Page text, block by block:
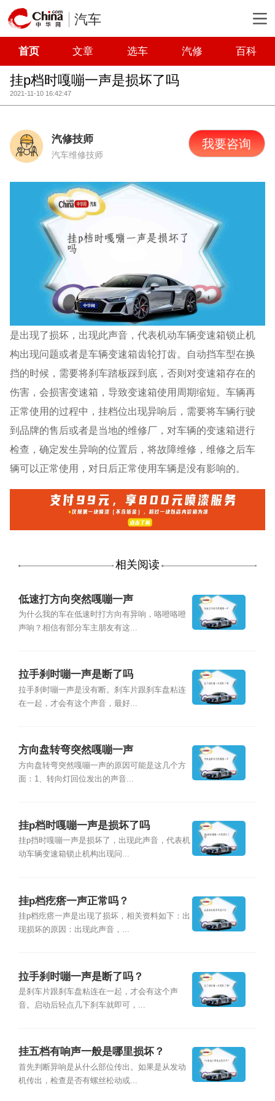
汽车
首页 文章 选车 汽修 百科
挂p档时嘎嘣一声是损坏了吗
2021-11-10 16:42:47
汽修技师
汽车维修技师
我要咨询
是出现了损坏，出现此声音，代表机动车辆变速箱锁止机
构出现问题或者是车辆变速箱齿轮打齿。自动挡车型在换
挡的时候，需要将刹车踏板踩到底，否则对变速箱存在的
伤害，会损害变速箱，导致变速箱使用周期缩短。车辆再
正常使用的过程中，挂档位出现异响后，需要将车辆行驶
到品牌的售后或者是当地的维修厂，对车辆的变速箱进行
检查，确定发生异响的位置后，将故障维修，维修之后车
辆可以正常使用，对日后正常使用车辆是没有影响的。
相关阅读
低速打方向突然嘎嘣一声
为什么我的车在低速时打方向有异响，咯噔咯噔
声响？相信有部分车主朋友有这...
拉手刹时嘣一声是断了吗
拉手刹时嘣一声是没有断。刹车片跟刹车盘粘连
在一起，才会有这个声音，最好...
方向盘转弯突然嘎嘣一声
方向盘转弯突然嘎嘣一声的原因可能是这几个方
面：1、转向灯回位发出的声音...
挂p档时嘎嘣一声是损坏了吗
挂p挡时嘎嘣一声是损坏了，出现此声音，代表机
动车辆变速箱锁止机构出现问...
挂p档疙瘩一声正常吗？
挂p档疙瘩一声是出现了损坏，相关资料如下：出
现损坏的原因：出现此声音，...
拉手刹时嘣一声是断了吗？
是刹车片跟刹车盘粘连在一起，才会有这个声
音。启动后轻点几下刹车就即可，...
挂五档有响声一般是哪里损坏？
首先判断异响是从什么部位传出。如果是从发动
机传出，检查是否有螺丝松动或...